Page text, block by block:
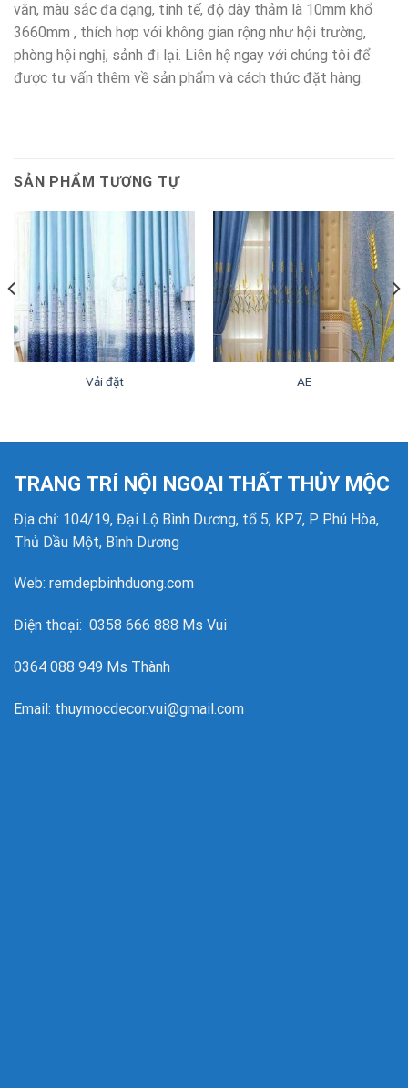
văn, màu sắc đa dạng, tinh tế, độ dày thảm là 10mm khổ
3660mm , thích hợp với không gian rộng như hội trường,
phòng hội nghị, sảnh đi lại. Liên hệ ngay với chúng tôi để
được tư vấn thêm về sản phẩm và cách thức đặt hàng.
SẢN PHẨM TƯƠNG TỰ
Vải đặt AE
TRANG TRÍ NỘI NGOẠI THẤT THỦY MỘC
Địa chỉ: 104/19, Đại Lộ Bình Dương, tổ 5, KP7, P Phú Hòa,
Thủ Dầu Một, Bình Dương
Web: remdepbinhduong.com
Điện thoại: 0358 666 888 Ms Vui
0364 088 949 Ms Thành
Email: thuymocdecor.vui@gmail.com